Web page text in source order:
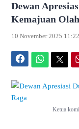
Dewan
Kemajuan
10 November 2025
Ketua